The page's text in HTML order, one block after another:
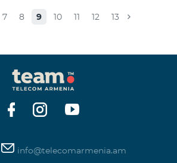
7 8 9 10 11 12 13
info@telecomarmenia.am